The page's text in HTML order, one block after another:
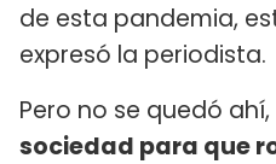
de esta pandemia,
expresó la periodista.
Pero no se quedó ahí,
sociedad para que